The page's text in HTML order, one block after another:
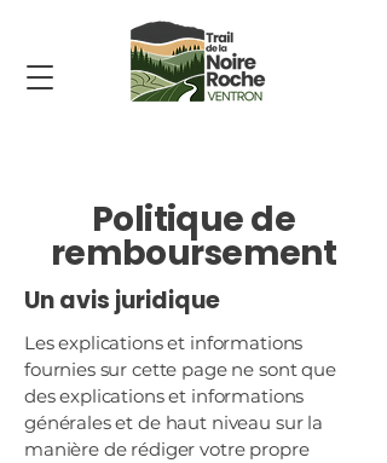
Politique de
remboursement
Un avis juridique
Les explications et informations
fournies sur cette page ne sont que
des explications et informations
générales et de haut niveau sur la
manière de rédiger votre propre